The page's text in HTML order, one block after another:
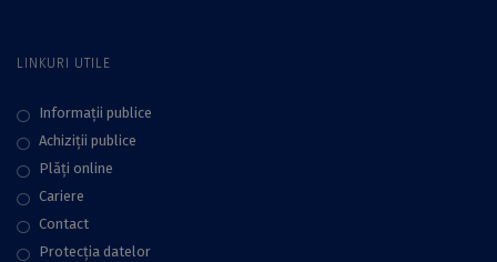
LINKURI UTILE
Informații publice
Achiziții publice
Plăţi online
Cariere
Contact
Protecţia datelor